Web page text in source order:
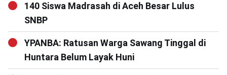
140 Siswa Madrasah di Aceh Besar Lulus
SNBP
YPANBA: Ratusan Warga Sawang Tinggal di
Huntara Belum Layak Huni